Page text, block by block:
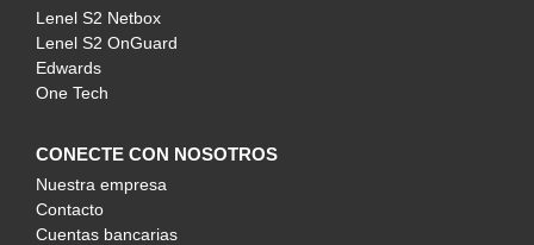
Lenel S2 Netbox
Lenel S2 OnGuard
Edwards
One Tech
CONECTE CON NOSOTROS
Nuestra empresa
Contacto
Cuentas bancarias